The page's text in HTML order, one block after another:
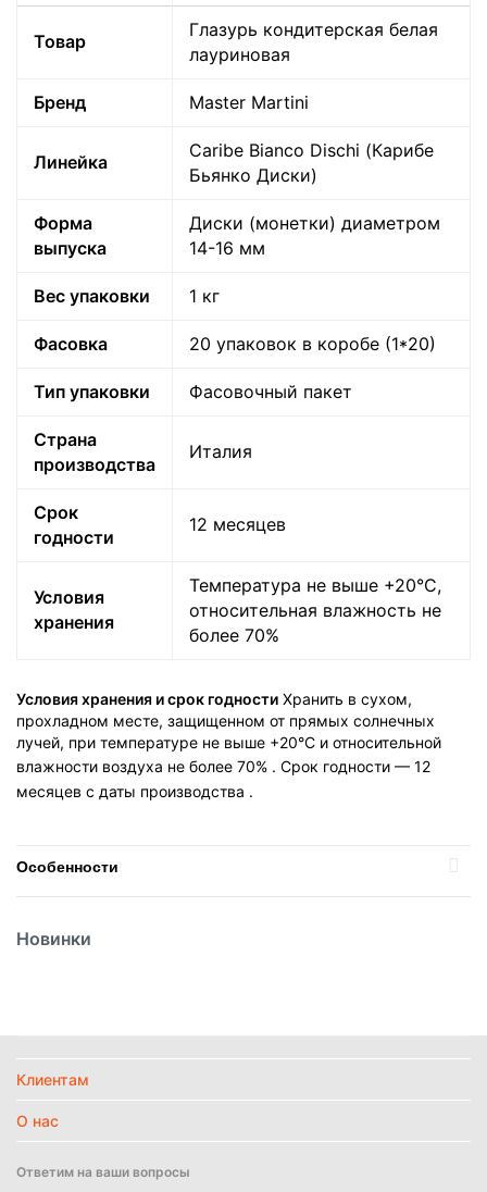
Товар
Глазурь кондитерская белая
лауриновая
Бренд Master Martini
Линейка
Caribe Bianco Dischi (Карибе
Бьянко Диски)
Форма
выпуска
Диски (монетки) диаметром
14-16 мм
Вес упаковки 1 кг
Фасовка 20 упаковок в коробе (1*20)
Тип упаковки Фасовочный пакет
Страна
производства
Италия
Срок
годности
12 месяцев
Условия
хранения
Температура не выше +20°C,
относительная влажность не
более 70%
Условия хранения и срок годности Хранить в сухом,
прохладном месте, защищенном от прямых солнечных
лучей, при температуре не выше +20°C и относительной
влажности воздуха не более 70% . Срок годности — 12
месяцев с даты производства .
Особенности
Новинки
Клиентам
О нас
Ответим на ваши вопросы